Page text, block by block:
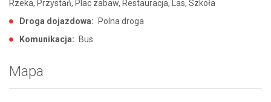
Rzeka, Przystań, Plac zabaw, Restauracja, Las, Szkoła
Droga dojazdowa:
Polna droga
Komunikacja:
Bus
Mapa